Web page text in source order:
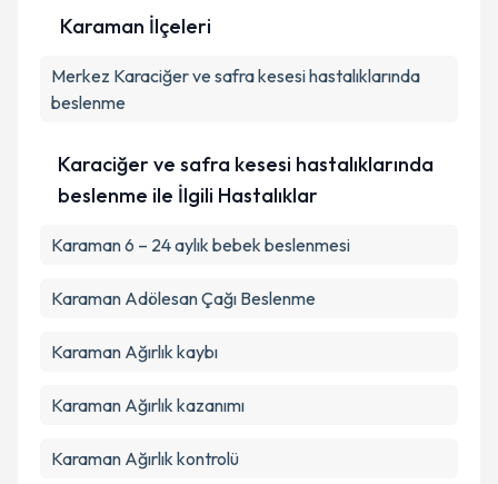
Kişisel verilerimin işlenmesine ilişkin
Metni 'ni okudum ve kişisel verilerimin belirtilen
Karaman İlçeleri
Merkez Karaciğer ve safra kesesi hastalıklarında
beslenme
Karaciğer ve safra kesesi hastalıklarında
beslenme ile İlgili Hastalıklar
Karaman 6 – 24 aylık bebek beslenmesi
Karaman Adölesan Çağı Beslenme
Karaman Ağırlık kaybı
Karaman Ağırlık kazanımı
Karaman Ağırlık kontrolü